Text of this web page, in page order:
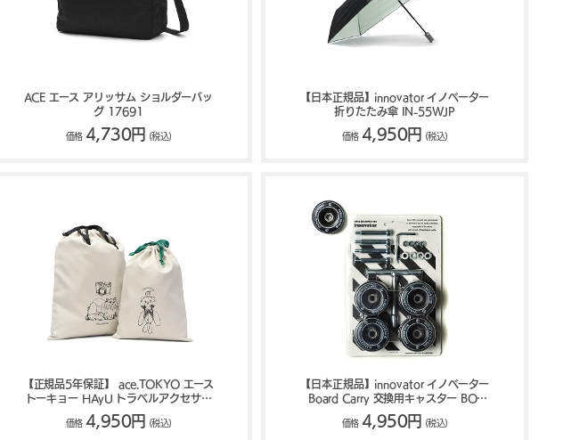
ACE エース アリッサム ショルダーバッ
グ 17691
価格 4,730円 (税込)
【日本正規品】innovator イノベーター
折りたたみ傘 IN-55WJP
価格 4,950円 (税込)
【正規品5年保証】 ace.TOKYO エース
トーキョー HAyU トラベルアクセサリ
ー 巾着セット 20L 17824
価格 4,950円 (税込)
【日本正規品】innovator イノベーター
Board Carry 交換用キャスター BO-
103
価格 4,950円 (税込)